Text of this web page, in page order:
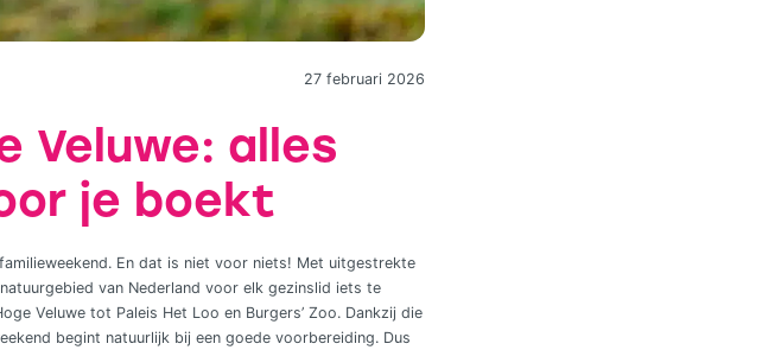
27 februari 2026
Veluwe: alles
je boekt
En dat is niet voor niets! Met uitgestrekte
van Nederland voor elk gezinslid iets te
Veluwe tot Paleis Het Loo en Burgers’ Zoo. Dankzij die
begint natuurlijk bij een goede voorbereiding. Dus